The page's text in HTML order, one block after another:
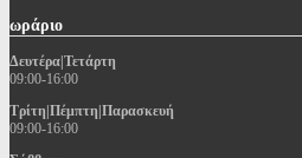
ωράριο
Δευτέρα|Τετάρτη
09:00-16:00
Τρίτη|Πέμπτη|Παρασκευή
09:00-16:00